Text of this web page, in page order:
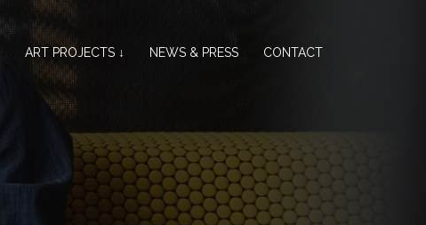
ART PROJECTS ↓ NEWS & PRESS CONTACT